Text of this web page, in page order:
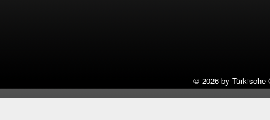
© 2026 by Türkische